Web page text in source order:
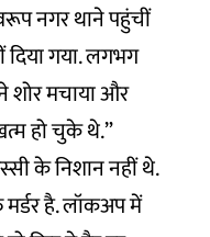
नगर थाने पहुंचीं
दिया गया. लगभग
शोर मचाया और
हो चुके थे.”
के निशान नहीं थे.
है. लॉकअप में